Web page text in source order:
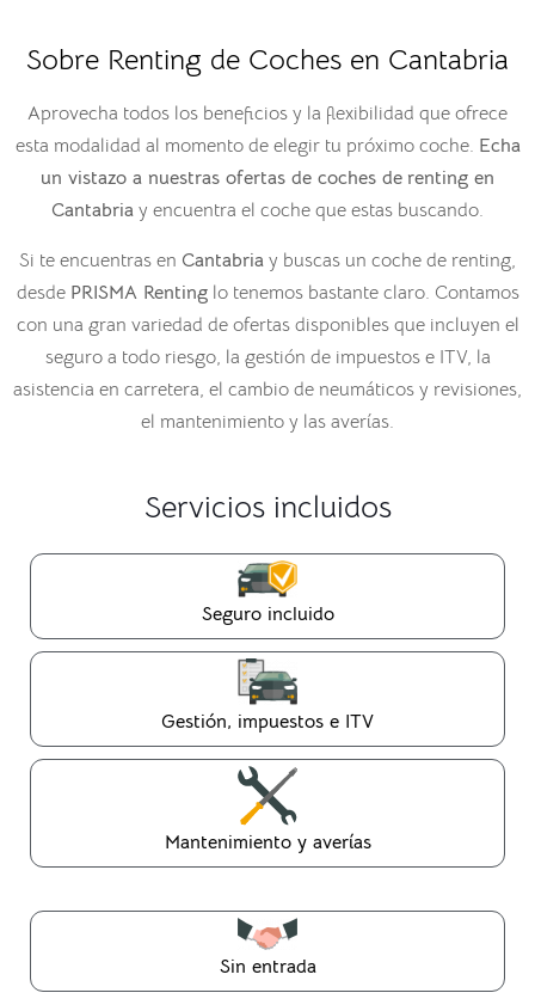
Sobre Renting de Coches en Cantabria
Aprovecha todos los beneficios y la flexibilidad que ofrece
esta modalidad al momento de elegir tu próximo coche. Echa
un vistazo a nuestras ofertas de coches de renting en
Cantabria y encuentra el coche que estas buscando.
Si te encuentras en Cantabria y buscas un coche de renting,
desde PRISMA Rentinglo tenemos bastante claro. Contamos
con una gran variedad de ofertas disponibles que incluyen el
seguro a todo riesgo, la gestión de impuestos e ITV, la
asistencia en carretera, el cambio de neumáticos y revisiones,
el mantenimiento y las averías.
Servicios incluidos
Seguro incluido
Gestión, impuestos e ITV
Mantenimiento y averías
Sin entrada